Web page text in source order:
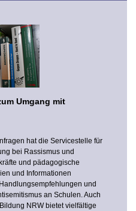
Umgang mit
hat die Servicestelle für
bei Rassismus und
und pädagogische
und Informationen
und
an Schulen. Auch
NRW bietet vielfältige